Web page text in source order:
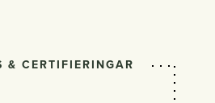
& CERTIFIERINGAR